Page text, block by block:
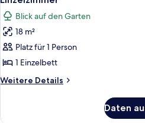
Fotos
für
Einzelzimmer
anzeigen
Blick auf den Garten
18 m²
Platz für 1 Person
1 Einzelbett
Weitere Details
Weitere
Daten